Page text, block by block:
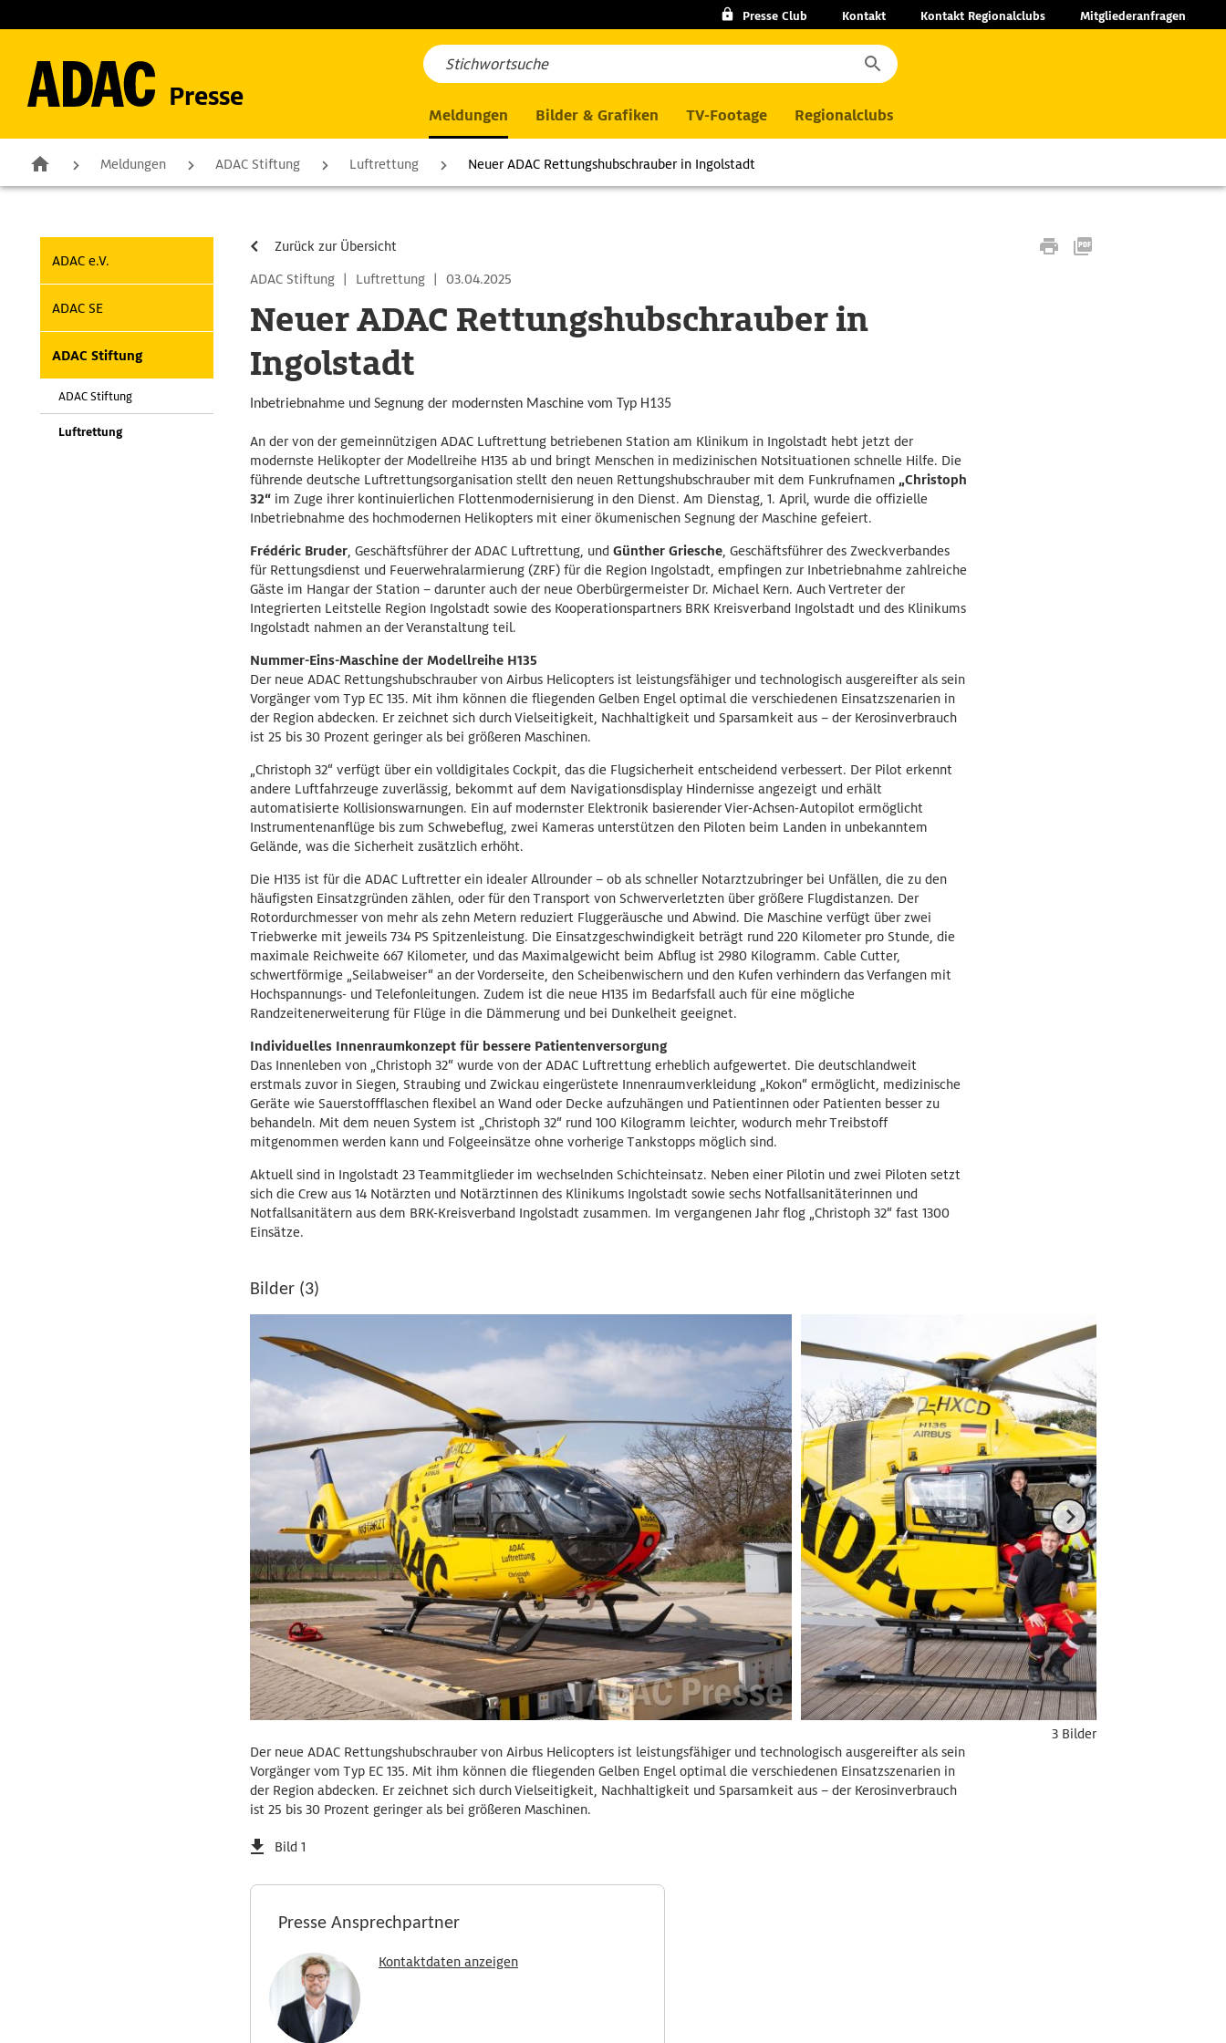
Presse Club Kontakt Kontakt Regionalclubs Mitgliederanfragen
Presse
Meldungen Bilder & Grafiken TV-Footage Regionalclubs
Meldungen ADAC Stiftung Luftrettung Neuer ADAC Rettungshubschrauber in Ingolstadt
ADAC e.V.
ADAC SE
ADAC Stiftung
ADAC Stiftung
Luftrettung
Zurück zur Übersicht
ADAC Stiftung | Luftrettung | 03.04.2025
Neuer ADAC Rettungshubschrauber in
Ingolstadt
Inbetriebnahme und Segnung der modernsten Maschine vom Typ H135
An der von der gemeinnützigen ADAC Luftrettung betriebenen Station am Klinikum in Ingolstadt hebt jetzt der
modernste Helikopter der Modellreihe H135 ab und bringt Menschen in medizinischen Notsituationen schnelle Hilfe. Die
führende deutsche Luftrettungsorganisation stellt den neuen Rettungshubschrauber mit dem Funkrufnamen „Christoph
32“ im Zuge ihrer kontinuierlichen Flottenmodernisierung in den Dienst. Am Dienstag, 1. April, wurde die offizielle
Inbetriebnahme des hochmodernen Helikopters mit einer ökumenischen Segnung der Maschine gefeiert.
Frédéric Bruder, Geschäftsführer der ADAC Luftrettung, und Günther Griesche, Geschäftsführer des Zweckverbandes
für Rettungsdienst und Feuerwehralarmierung (ZRF) für die Region Ingolstadt, empfingen zur Inbetriebnahme zahlreiche
Gäste im Hangar der Station – darunter auch der neue Oberbürgermeister Dr. Michael Kern. Auch Vertreter der
Integrierten Leitstelle Region Ingolstadt sowie des Kooperationspartners BRK Kreisverband Ingolstadt und des Klinikums
Ingolstadt nahmen an der Veranstaltung teil.
Nummer-Eins-Maschine der Modellreihe H135
Der neue ADAC Rettungshubschrauber von Airbus Helicopters ist leistungsfähiger und technologisch ausgereifter als sein
Vorgänger vom Typ EC 135. Mit ihm können die fliegenden Gelben Engel optimal die verschiedenen Einsatzszenarien in
der Region abdecken. Er zeichnet sich durch Vielseitigkeit, Nachhaltigkeit und Sparsamkeit aus – der Kerosinverbrauch
ist 25 bis 30 Prozent geringer als bei größeren Maschinen.
„Christoph 32“ verfügt über ein volldigitales Cockpit, das die Flugsicherheit entscheidend verbessert. Der Pilot erkennt
andere Luftfahrzeuge zuverlässig, bekommt auf dem Navigationsdisplay Hindernisse angezeigt und erhält
automatisierte Kollisionswarnungen. Ein auf modernster Elektronik basierender Vier-Achsen-Autopilot ermöglicht
Instrumentenanflüge bis zum Schwebeflug, zwei Kameras unterstützen den Piloten beim Landen in unbekanntem
Gelände, was die Sicherheit zusätzlich erhöht.
Die H135 ist für die ADAC Luftretter ein idealer Allrounder – ob als schneller Notarztzubringer bei Unfällen, die zu den
häufigsten Einsatzgründen zählen, oder für den Transport von Schwerverletzten über größere Flugdistanzen. Der
Rotordurchmesser von mehr als zehn Metern reduziert Fluggeräusche und Abwind. Die Maschine verfügt über zwei
Triebwerke mit jeweils 734 PS Spitzenleistung. Die Einsatzgeschwindigkeit beträgt rund 220 Kilometer pro Stunde, die
maximale Reichweite 667 Kilometer, und das Maximalgewicht beim Abflug ist 2980 Kilogramm. Cable Cutter,
schwertförmige „Seilabweiser“ an der Vorderseite, den Scheibenwischern und den Kufen verhindern das Verfangen mit
Hochspannungs- und Telefonleitungen. Zudem ist die neue H135 im Bedarfsfall auch für eine mögliche
Randzeitenerweiterung für Flüge in die Dämmerung und bei Dunkelheit geeignet.
Individuelles Innenraumkonzept für bessere Patientenversorgung
Das Innenleben von „Christoph 32“ wurde von der ADAC Luftrettung erheblich aufgewertet. Die deutschlandweit
erstmals zuvor in Siegen, Straubing und Zwickau eingerüstete Innenraumverkleidung „Kokon“ ermöglicht, medizinische
Geräte wie Sauerstoffflaschen flexibel an Wand oder Decke aufzuhängen und Patientinnen oder Patienten besser zu
behandeln. Mit dem neuen System ist „Christoph 32“ rund 100 Kilogramm leichter, wodurch mehr Treibstoff
mitgenommen werden kann und Folgeeinsätze ohne vorherige Tankstopps möglich sind.
Aktuell sind in Ingolstadt 23 Teammitglieder im wechselnden Schichteinsatz. Neben einer Pilotin und zwei Piloten setzt
sich die Crew aus 14 Notärzten und Notärztinnen des Klinikums Ingolstadt sowie sechs Notfallsanitäterinnen und
Notfallsanitätern aus dem BRK-Kreisverband Ingolstadt zusammen. Im vergangenen Jahr flog „Christoph 32“ fast 1300
Einsätze.
Bilder (3)
Der neue ADAC Rettungshubschrauber von Airbus Helicopters ist leistungsfähiger und technologisch ausgereifter als sein
Vorgänger vom Typ EC 135. Mit ihm können die fliegenden Gelben Engel optimal die verschiedenen Einsatzszenarien in
der Region abdecken. Er zeichnet sich durch Vielseitigkeit, Nachhaltigkeit und Sparsamkeit aus – der Kerosinverbrauch
ist 25 bis 30 Prozent geringer als bei größeren Maschinen.
Bild 1
3 Bilder
Presse Ansprechpartner
Kontaktdaten anzeigen